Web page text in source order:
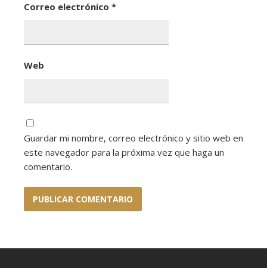
Correo electrónico *
Web
Guardar mi nombre, correo electrónico y sitio web en
este navegador para la próxima vez que haga un
comentario.